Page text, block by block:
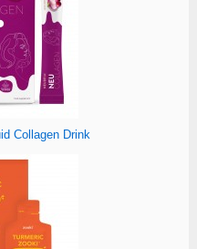
Collagen Drink